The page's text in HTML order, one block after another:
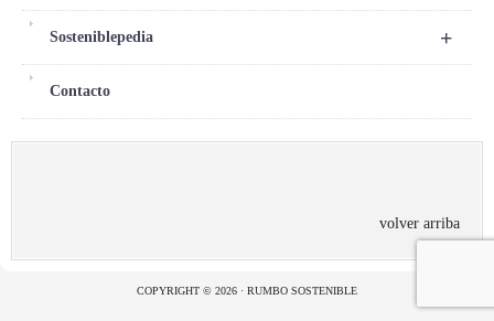
+
Sosteniblepedia
Contacto
volver arriba
COPYRIGHT © 2026 · RUMBO SOSTENIBLE